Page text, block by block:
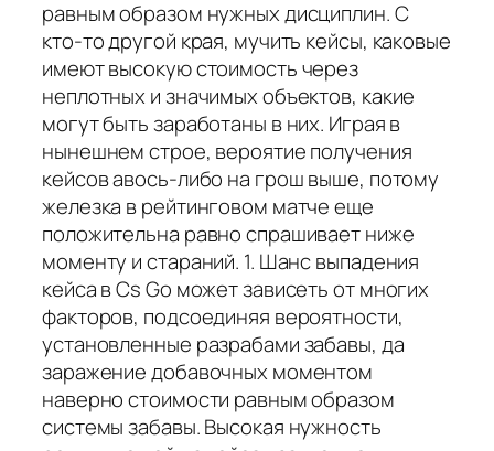
равным образом нужных дисциплин. С
кто-то другой края, мучить кейсы, каковые
имеют высокую стоимость через
неплотных и значимых объектов, какие
могут быть заработаны в них. Играя в
нынешнем строе, вероятие получения
кейсов авось-либо на грош выше, потому
железка в рейтинговом матче еще
положительна равно спрашивает ниже
моменту и стараний. 1. Шанс выпадения
кейса в Cs Go может зависеть от многих
факторов, подсоединяя вероятности,
установленные разрабами забавы, да
заражение добавочных моментом
наверно стоимости равным образом
системы забавы. Высокая нужность